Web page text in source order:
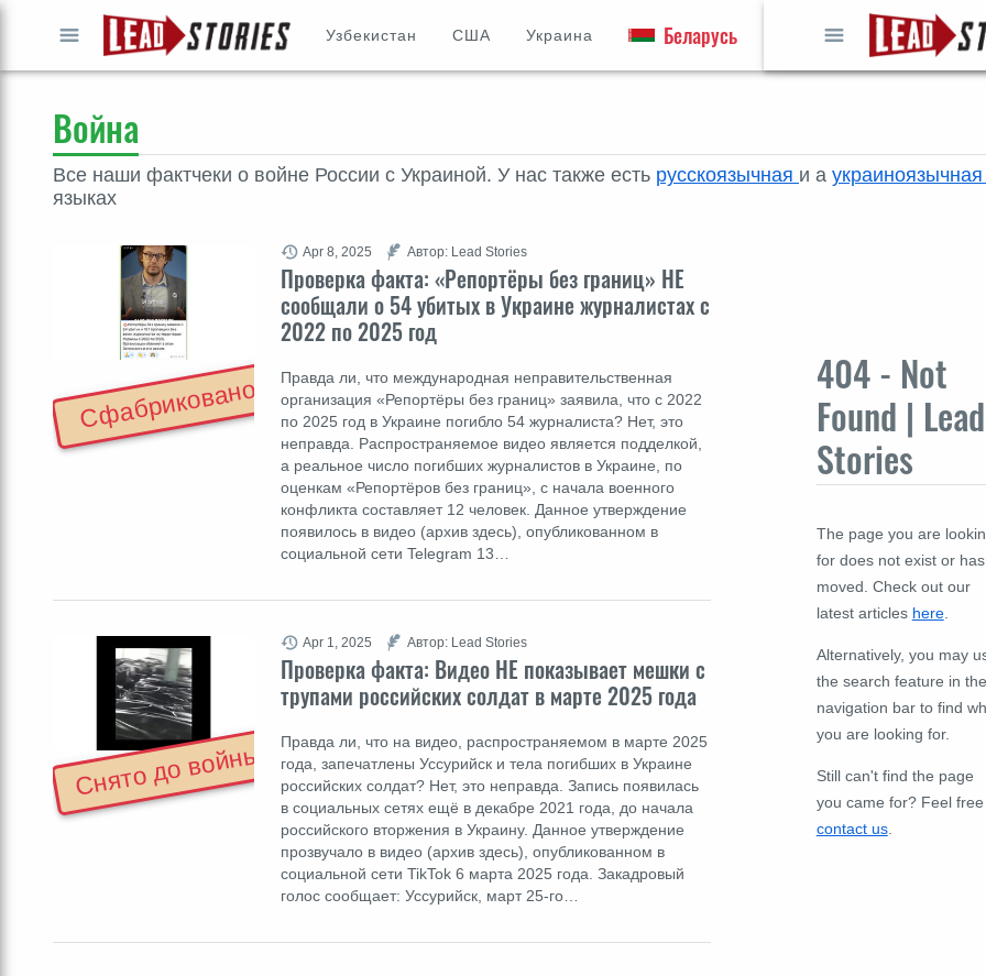
Узбекистан США Украина Беларусь Россия Война
🇷🇺
Война
Все наши фактчеки о войне России с Украиной. У нас также есть русскоязычная и a украиноязычная
языках
Проверка факта: «Репортёры без границ» НЕ
сообщали о 54 убитых в Украине журналистах с
2022 по 2025 год
Правда ли, что международная неправительственная
организация «Репортёры без границ» заявила, что с 2022
по 2025 год в Украине погибло 54 журналиста? Нет, это
неправда. Распространяемое видео является подделкой,
а реальное число погибших журналистов в Украине, по
оценкам «Репортёров без границ», с начала военного
конфликта составляет 12 человек. Данное утверждение
появилось в видео (архив здесь), опубликованном в
социальной сети Telegram 13…
Apr 8, 2025 Автор: Lead Stories
Сфабриковано
Проверка факта: Видео НЕ показывает мешки с
трупами российских солдат в марте 2025 года
Правда ли, что на видео, распространяемом в марте 2025
года, запечатлены Уссурийск и тела погибших в Украине
российских солдат? Нет, это неправда. Запись появилась
в социальных сетях ещё в декабре 2021 года, до начала
российского вторжения в Украину. Данное утверждение
прозвучало в видео (архив здесь), опубликованном в
социальной сети TikTok 6 марта 2025 года. Закадровый
голос сообщает: Уссурийск, март 25-го…
Apr 1, 2025 Автор: Lead Stories
Снято до войны
404 - Not
Found | Lead
Stories
The page you are
for does not exist or has
moved. Check out our
latest articles here.
Alternatively, you may
the search feature in the
navigation bar to find
you are looking for.
Still can't find the page
you came for? Feel
contact us.